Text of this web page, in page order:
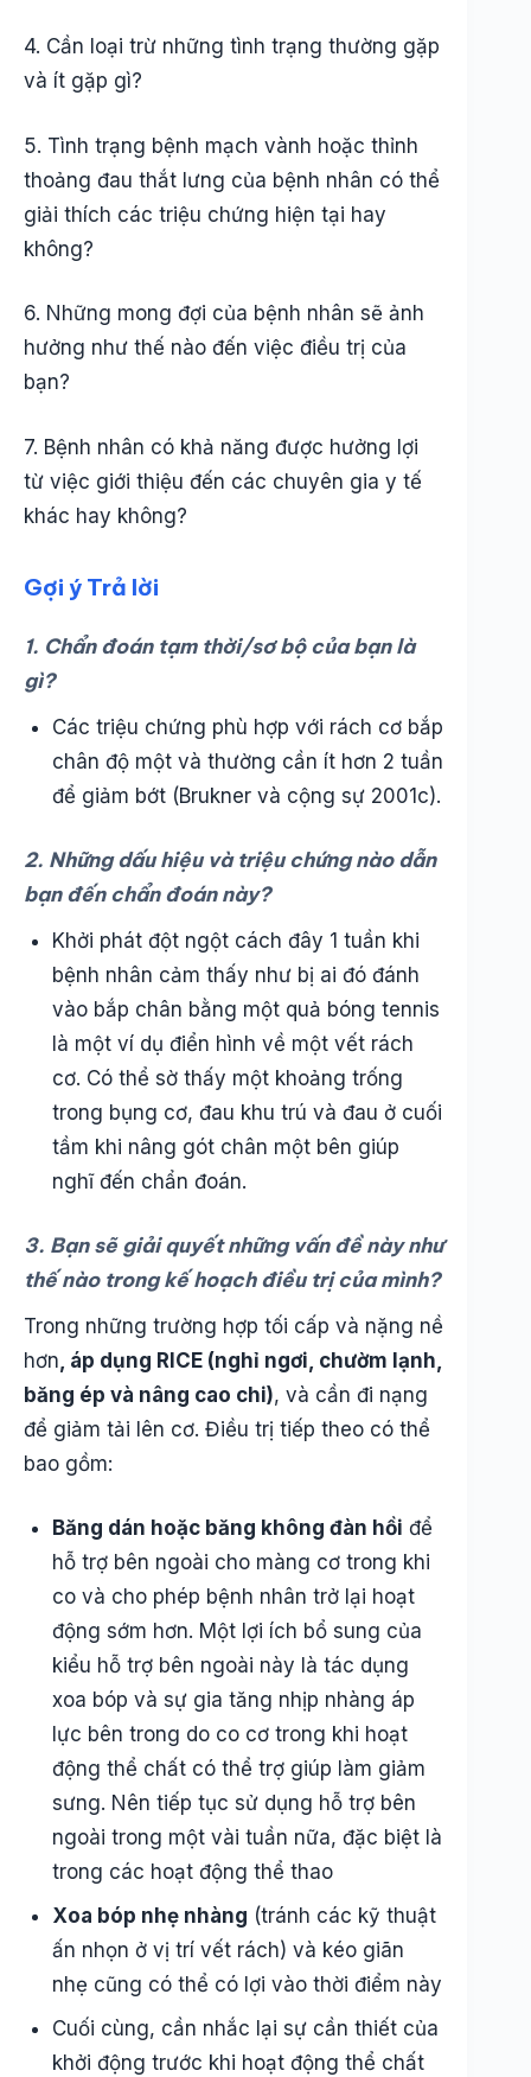
4. Cần loại trừ những tình trạng thường gặp
và ít gặp gì?
5. Tình trạng bệnh mạch vành hoặc thỉnh
thoảng đau thắt lưng của bệnh nhân có thể
giải thích các triệu chứng hiện tại hay
không?
6. Những mong đợi của bệnh nhân sẽ ảnh
hưởng như thế nào đến việc điều trị của
bạn?
7. Bệnh nhân có khả năng được hưởng lợi
từ việc giới thiệu đến các chuyên gia y tế
khác hay không?
Gợi ý Trả lời
1. Chẩn đoán tạm thời/sơ bộ của bạn là
gì?
Các triệu chứng phù hợp với rách cơ bắp
chân độ một và thường cần ít hơn 2 tuần
để giảm bớt (Brukner và cộng sự 2001c).
2. Những dấu hiệu và triệu chứng nào dẫn
bạn đến chẩn đoán này?
Khởi phát đột ngột cách đây 1 tuần khi
bệnh nhân cảm thấy như bị ai đó đánh
vào bắp chân bằng một quả bóng tennis
là một ví dụ điển hình về một vết rách
cơ. Có thể sờ thấy một khoảng trống
trong bụng cơ, đau khu trú và đau ở cuối
tầm khi nâng gót chân một bên giúp
nghĩ đến chẩn đoán.
3. Bạn sẽ giải quyết những vấn đề này như
thế nào trong kế hoạch điều trị của mình?
Trong những trường hợp tối cấp và nặng nề
hơn , áp dụng RICE (nghỉ ngơi, chườm lạnh,
băng ép và nâng cao chi), và cần đi nạng
để giảm tải lên cơ. Điều trị tiếp theo có thể
bao gồm:
Băng dán hoặc băng không đàn hồi để
hỗ trợ bên ngoài cho màng cơ trong khi
co và cho phép bệnh nhân trở lại hoạt
động sớm hơn. Một lợi ích bổ sung của
kiểu hỗ trợ bên ngoài này là tác dụng
xoa bóp và sự gia tăng nhịp nhàng áp
lực bên trong do co cơ trong khi hoạt
động thể chất có thể trợ giúp làm giảm
sưng. Nên tiếp tục sử dụng hỗ trợ bên
ngoài trong một vài tuần nữa, đặc biệt là
trong các hoạt động thể thao
Xoa bóp nhẹ nhàng (tránh các kỹ thuật
ấn nhọn ở vị trí vết rách) và kéo giãn
nhẹ cũng có thể có lợi vào thời điểm này
Cuối cùng, cần nhắc lại sự cần thiết của
khởi động trước khi hoạt động thể chất